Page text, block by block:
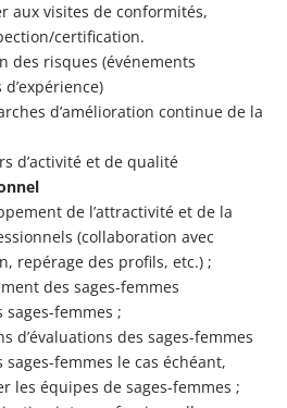
aux visites de conformités,
certification.
des risques (événements
d’amélioration continue de la
d’activité et de qualité
de l’attractivité et de la
(collaboration avec
repérage des profils, etc.) ;
des sages-femmes
femmes ;
d’évaluations des sages-femmes
femmes le cas échéant,
les équipes de sages-femmes ;